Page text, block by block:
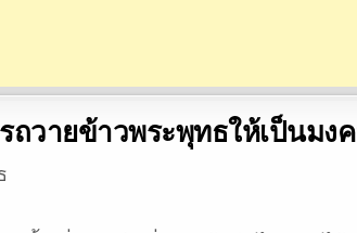
วายข้าวพระพุทธให้เป็นมง